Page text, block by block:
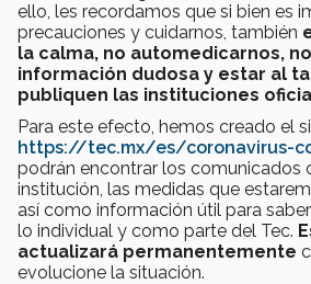
ello, les recordamos que si bien es
precauciones y cuidarnos, también
la calma, no automedicarnos,
información dudosa y estar al
publiquen las instituciones
Para este efecto, hemos creado el
https://tec.mx/es/coronavirus-
podrán encontrar los comunicados
institución, las medidas que
así como información útil para
lo individual y como parte del Tec.
actualizará permanentemente
evolucione la situación.